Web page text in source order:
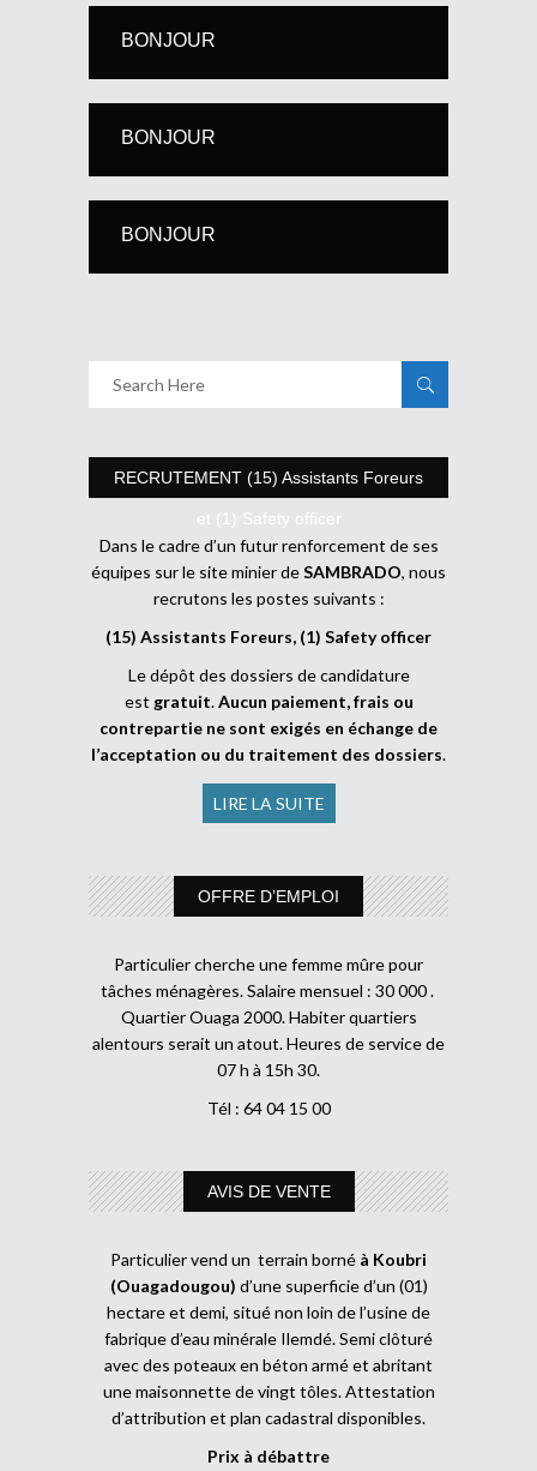
BONJOUR
BONJOUR
BONJOUR
RECRUTEMENT (15) Assistants Foreurs
et (1) Safety officer
Dans le cadre d’un futur renforcement de ses
équipes sur le site minier deSAMBRADO, nous
recrutons les postes suivants :
(15) Assistants Foreurs, (1) Safety officer
Le dépôt des dossiers de candidature
est gratuit.Aucun paiement, frais ou
contrepartie ne sont exigés en échange de
l’acceptation ou du traitement des dossiers.
LIRE LA SUITE
OFFRE D’EMPLOI
Particulier cherche une femme mûre pour
tâches ménagères. Salaire mensuel : 30 000 .
Quartier Ouaga 2000. Habiter quartiers
alentours serait un atout. Heures de service de
07 h à 15h 30.
Tél : 64 04 15 00
AVIS DE VENTE
Particulier vend un terrain borné à Koubri
(Ouagadougou) d’une superficie d’un (01)
hectare et demi, situé non loin de l’usine de
fabrique d’eau minérale Ilemdé. Semi clôturé
avec des poteaux en béton armé et abritant
une maisonnette de vingt tôles. Attestation
d’attribution et plan cadastral disponibles.
Prix à débattre